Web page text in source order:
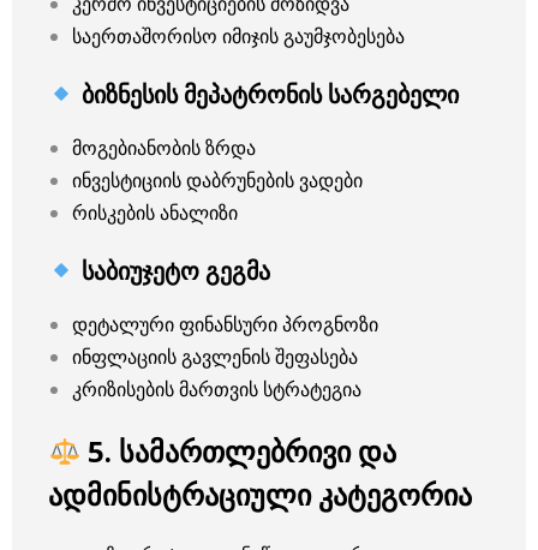
საერთაშორისო იმიჯის გაუმჯობესება
ბიზნესის მეპატრონის სარგებელი
მოგებიანობის ზრდა
ინვესტიციის დაბრუნების ვადები
რისკების ანალიზი
საბიუჯეტო გეგმა
დეტალური ფინანსური პროგნოზი
ინფლაციის გავლენის შეფასება
კრიზისების მართვის სტრატეგია
5. სამართლებრივი და
ადმინისტრაციული კატეგორია